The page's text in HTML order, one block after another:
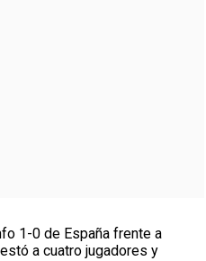
1-0 de España frente a
a cuatro jugadores y